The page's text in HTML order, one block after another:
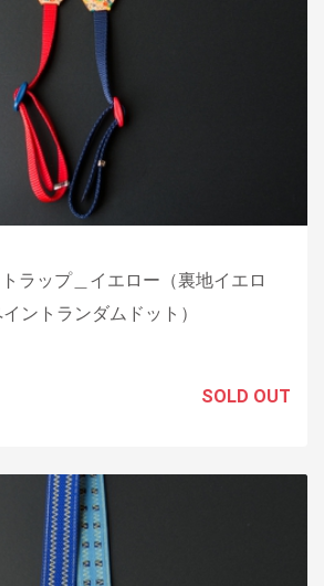
ラップ＿イエロー（裏地イエロ
ントランダムドット）
SOLD OUT